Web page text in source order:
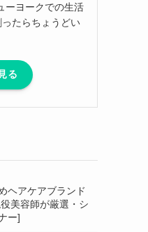
ーヨークでの生活
たらちょうどい
る
ヘアケアブランド
美容師が厳選・シ
ー]